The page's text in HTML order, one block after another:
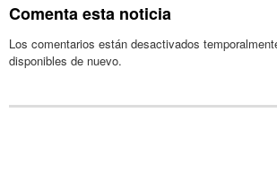
Comenta esta noticia
Los comentarios están desactivados
disponibles de nuevo.